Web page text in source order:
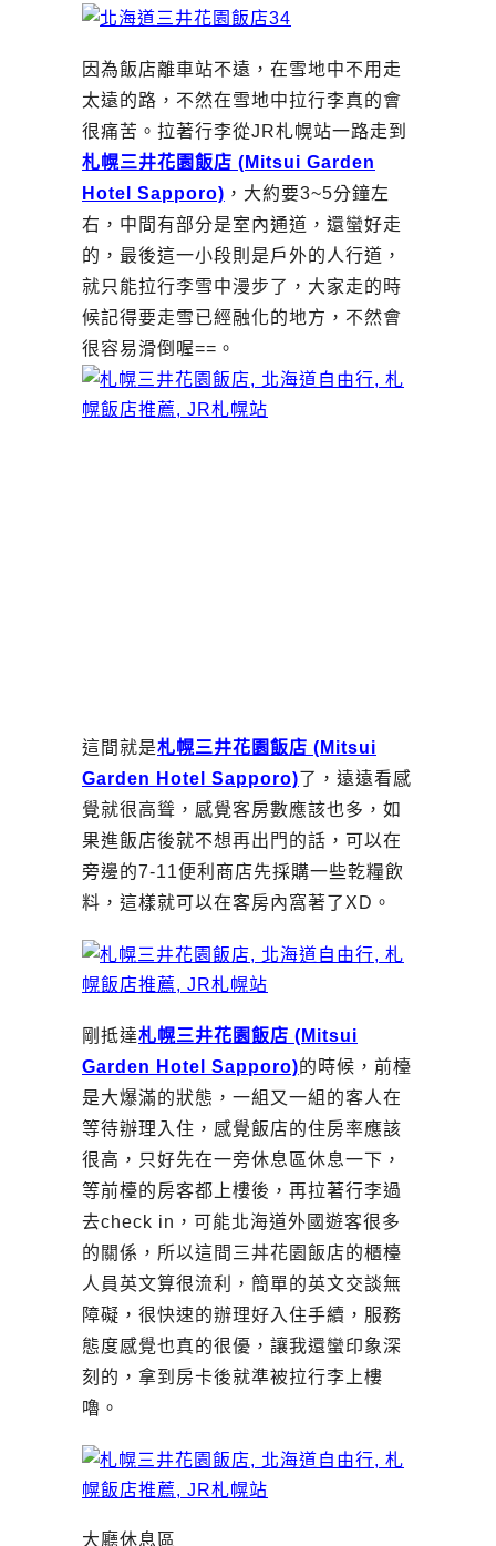
因為飯店離車站不遠，在雪地中不用走
太遠的路，不然在雪地中拉行李真的會
很痛苦。拉著行李從JR札幌站一路走到
札幌三井花園飯店 (Mitsui Garden
Hotel Sapporo) ，大約要3~5分鐘左
右，中間有部分是室內通道，還蠻好走
的，最後這一小段則是戶外的人行道，
就只能拉行李雪中漫步了，大家走的時
候記得要走雪已經融化的地方，不然會
很容易滑倒喔==。
這間就是札幌三井花園飯店 (Mitsui
Garden Hotel Sapporo)了，遠遠看感
覺就很高聳，感覺客房數應該也多，如
果進飯店後就不想再出門的話，可以在
旁邊的7-11便利商店先採購一些乾糧飲
料，這樣就可以在客房內窩著了XD。
剛抵達札幌三井花園飯店 (Mitsui
Garden Hotel Sapporo)的時候，前檯
是大爆滿的狀態，一組又一組的客人在
等待辦理入住，感覺飯店的住房率應該
很高，只好先在一旁休息區休息一下，
等前檯的房客都上樓後，再拉著行李過
去check in，可能北海道外國遊客很多
的關係，所以這間三丼花園飯店的櫃檯
人員英文算很流利，簡單的英文交談無
障礙，很快速的辦理好入住手續，服務
態度感覺也真的很優，讓我還蠻印象深
刻的，拿到房卡後就準被拉行李上樓
嚕。
大廳休息區